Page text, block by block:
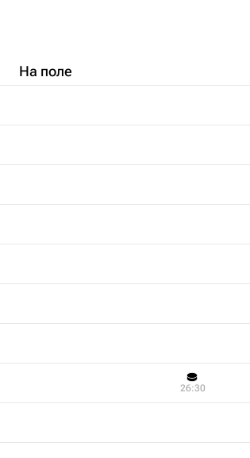
На поле
26:30